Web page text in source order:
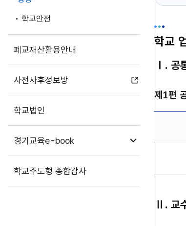
학교안전
폐교재산활용안내
사전사후정보방
학교법인
경기교육e-book
하위메뉴 열기
학교주도형 종합감사
학교
Ⅰ. 공
제1편
Ⅱ. 교